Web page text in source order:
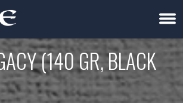
(140 GR, BLACK